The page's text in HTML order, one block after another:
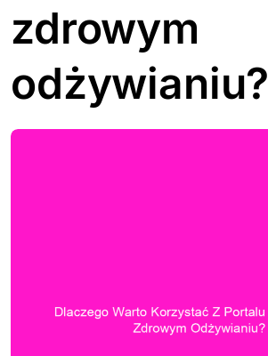
zdrowym
odżywianiu?